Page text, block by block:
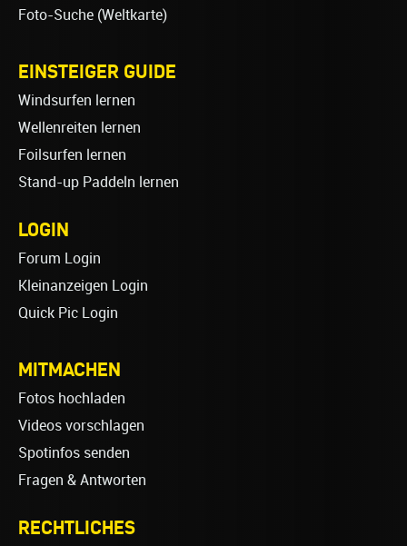
Foto-Suche (Weltkarte)
EINSTEIGER GUIDE
Windsurfen lernen
Wellenreiten lernen
Foilsurfen lernen
Stand-up Paddeln lernen
LOGIN
Forum Login
Kleinanzeigen Login
Quick Pic Login
MITMACHEN
Fotos hochladen
Videos vorschlagen
Spotinfos senden
Fragen & Antworten
RECHTLICHES